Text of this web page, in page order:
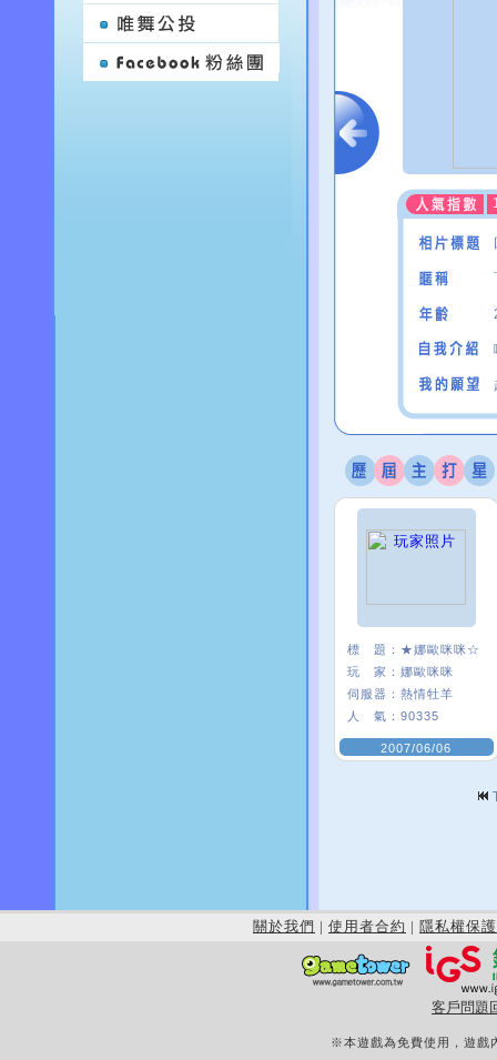
標 題： ★娜歐咪咪☆
玩 家： 娜歐咪咪
伺服器： 熱情牡羊
人 氣： 90335
2007/06/06
關於我們 | 使用者合約 | 隱私權保護
客戶問題
※本遊戲為免費使用，遊戲